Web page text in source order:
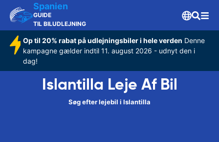
Spanien
GUIDE
TIL BILUDLEJNING
Op til 20% rabat på udlejningsbiler i hele verden Denne
kampagne gælder indtil 11. august 2026 - udnyt den i
dag!
Islantilla Leje Af Bil
Søg efter lejebil i Islantilla